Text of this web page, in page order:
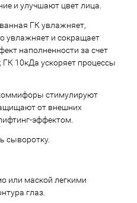
и улучшают цвет лица.
ГК увлажняет,
увлажняет и сокращает
наполненности за счет
10кДа ускоряет процессы
стимулируют
от внешних
эффектом.
сыворотку.
или маской легкими
глаз.